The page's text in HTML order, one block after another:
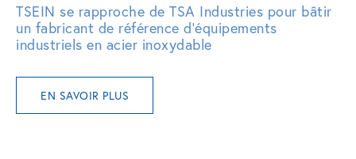
TSEIN se rapproche de TSA Industries pour bâtir
un fabricant de référence d’équipements
industriels en acier inoxydable
EN SAVOIR PLUS